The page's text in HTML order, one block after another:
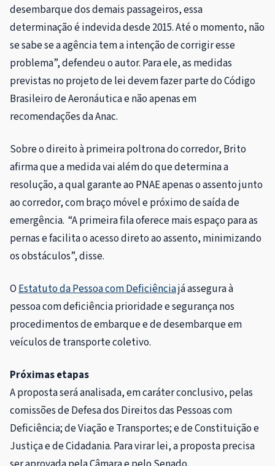
desembarque dos demais passageiros, essa
determinação é indevida desde 2015. Até o momento, não
se sabe se a agência tem a intenção de corrigir esse
problema”, defendeu o autor. Para ele, as medidas
previstas no projeto de lei devem fazer parte do Código
Brasileiro de Aeronáutica e não apenas em
recomendações da Anac.
Sobre o direito à primeira poltrona do corredor, Brito
afirma que a medida vai além do que determina a
resolução, a qual garante ao PNAE apenas o assento junto
ao corredor, com braço móvel e próximo de saída de
emergência. “A primeira fila oferece mais espaço para as
pernas e facilita o acesso direto ao assento, minimizando
os obstáculos”, disse.
O Estatuto da Pessoa com Deficiênciajá assegura à
pessoa com deficiência prioridade e segurança nos
procedimentos de embarque e de desembarque em
veículos de transporte coletivo.
Próximas etapas
A proposta será analisada, emcaráter conclusivo, pelas
comissões de Defesa dos Direitos das Pessoas com
Deficiência; de Viação e Transportes; e de Constituição e
Justiça e de Cidadania. Para virar lei, a proposta precisa